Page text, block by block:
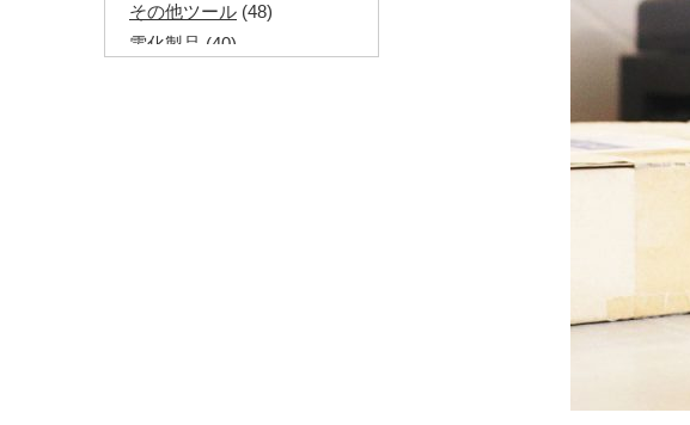
その他ツール (48)
電化製品 (40)